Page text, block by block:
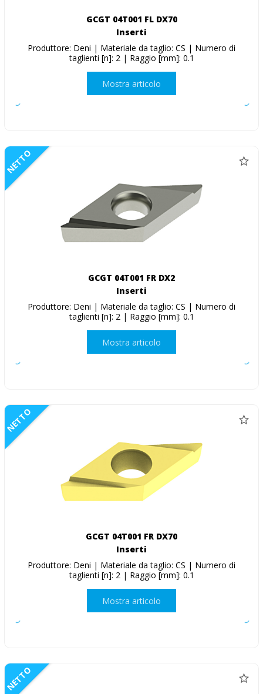
GCGT 04T001 FL DX70
Inserti
Produttore: Deni | Materiale da taglio: CS | Numero di
taglienti [n]: 2 | Raggio [mm]: 0.1
Mostra articolo
NETTO
GCGT 04T001 FR DX2
Inserti
Produttore: Deni | Materiale da taglio: CS | Numero di
taglienti [n]: 2 | Raggio [mm]: 0.1
Mostra articolo
NETTO
GCGT 04T001 FR DX70
Inserti
Produttore: Deni | Materiale da taglio: CS | Numero di
taglienti [n]: 2 | Raggio [mm]: 0.1
Mostra articolo
NETTO